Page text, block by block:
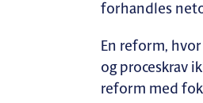
forhandles
En reform,
og proceskrav
reform med